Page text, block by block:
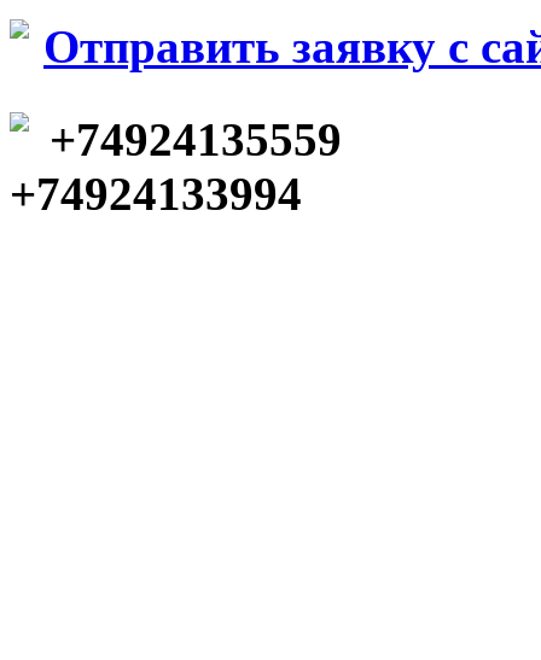
Отправить заявку c
+74924135559
+74924133994